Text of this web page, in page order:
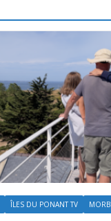
ÎLES DU PONANT TV